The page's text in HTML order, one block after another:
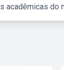
do